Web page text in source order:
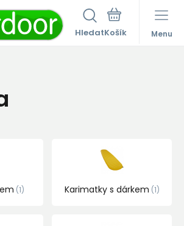
Hledat Menu
1 Karimatky s dárkem 1